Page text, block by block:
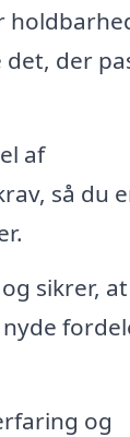
der
af
så du
sikrer, at
og